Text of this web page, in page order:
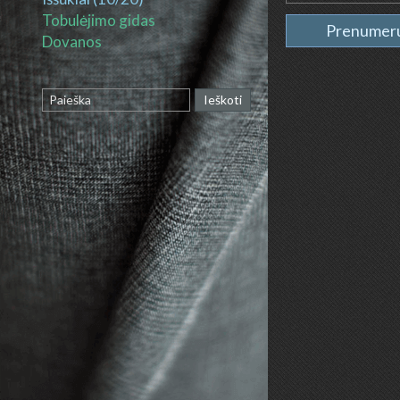
Tobulėjimo gidas
Dovanos
Ieškoti